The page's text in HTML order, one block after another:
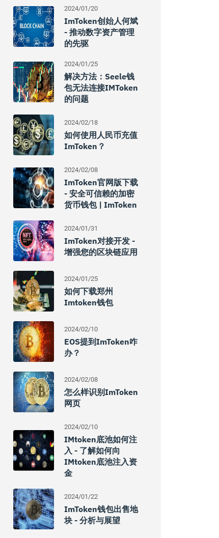
2024/01/20
ImToken创始人何斌
- 推动数字资产管理
的先驱
2024/01/25
解决方法：Seele钱
包无法连接IMToken
的问题
2024/02/18
如何使用人民币充值
ImToken？
2024/02/08
ImToken官网版下载
- 安全可信赖的加密
货币钱包 | ImToken
2024/01/31
ImToken对接开发 -
增强您的区块链应用
2024/01/25
如何下载郑州
Imtoken钱包
2024/02/10
EOS提到imToken咋
办？
2024/02/08
怎么样识别imToken
网页
2024/02/10
IMtoken底池如何注
入 - 了解如何向
IMtoken底池注入资
金
2024/01/22
ImToken钱包出售地
块 - 分析与展望